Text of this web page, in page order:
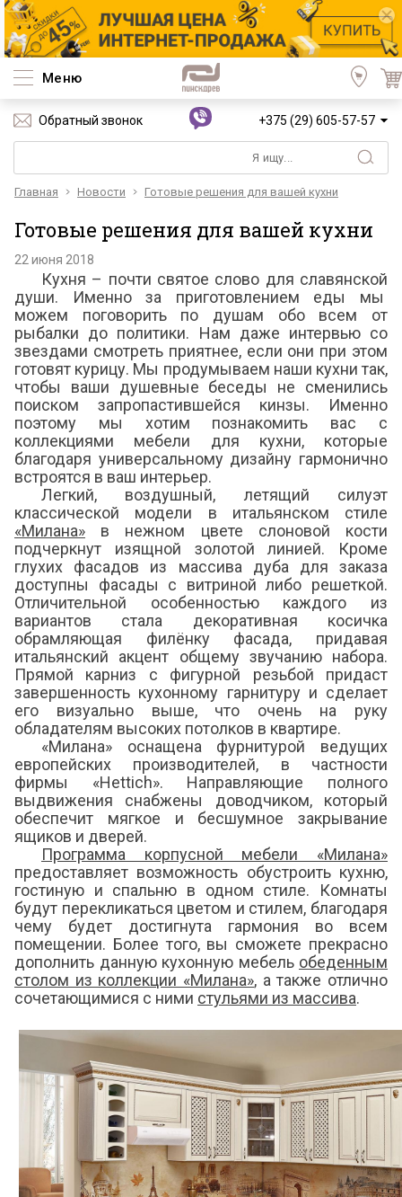
Меню
Обратный звонок +375 (29) 605-57-57
Главная Новости Готовые решения для вашей кухни
Готовые решения для вашей кухни
22 июня 2018
Кухня – почти святое слово для славянской
души. Именно за приготовлением еды мы
можем поговорить по душам обо всем от
рыбалки до политики. Нам даже интервью со
звездами смотреть приятнее, если они при этом
готовят курицу. Мы продумываем наши кухни так,
чтобы ваши душевные беседы не сменились
поиском запропастившейся кинзы. Именно
поэтому мы хотим познакомить вас с
коллекциями мебели для кухни, которые
благодаря универсальному дизайну гармонично
встроятся в ваш интерьер.
Легкий, воздушный, летящий силуэт
классической модели в итальянском стиле
«Милана» в нежном цвете слоновой кости
подчеркнут изящной золотой линией. Кроме
глухих фасадов из массива дуба для заказа
доступны фасады с витриной либо решеткой.
Отличительной особенностью каждого из
вариантов стала декоративная косичка
обрамляющая филёнку фасада, придавая
итальянский акцент общему звучанию набора.
Прямой карниз с фигурной резьбой придаст
завершенность кухонному гарнитуру и сделает
его визуально выше, что очень на руку
обладателям высоких потолков в квартире.
«Милана» оснащена фурнитурой ведущих
европейских производителей, в частности
фирмы «Неttich». Направляющие полного
выдвижения снабжены доводчиком, который
обеспечит мягкое и бесшумное закрывание
ящиков и дверей.
Программа корпусной мебели «Милана»
предоставляет возможность обустроить кухню,
гостиную и спальню в одном стиле. Комнаты
будут перекликаться цветом и стилем, благодаря
чему будет достигнута гармония во всем
помещении. Более того, вы сможете прекрасно
дополнить данную кухонную мебель обеденным
столом из коллекции «Милана», а также отлично
сочетающимися с ними стульями из массива.